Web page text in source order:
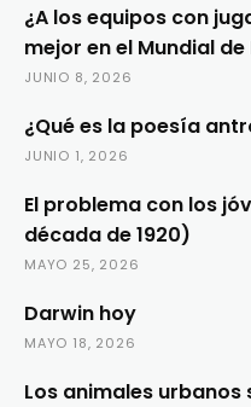
¿A los equipos con
mejor en el Mundial
JUNIO 8, 2026
¿Qué es la poesía
JUNIO 1, 2026
El problema con los
década de 1920)
MAYO 25, 2026
Darwin hoy
MAYO 18, 2026
Los animales